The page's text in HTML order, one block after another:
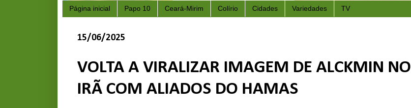
Página inicial Papo 10 Ceará-Mirim Colírio Cidades Variedades TV
15/06/2025
VOLTA A VIRALIZAR IMAGEM DE ALCKMIN NO
IRÃ COM ALIADOS DO HAMAS